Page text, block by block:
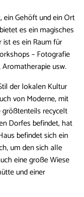
ein Gehöft und ein Ort
es ein magisches
ist es ein Raum für
– Fotografie
usw.
der lokalen Kultur
von Moderne, mit
größtenteils recycelt
Dorfes befindet, hat
befindet sich ein
um den sich alle
eine große Wiese
und einer